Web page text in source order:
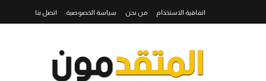
اتفاقية الاستخدام من نحن سياسة الخصوصية اتصل بنا